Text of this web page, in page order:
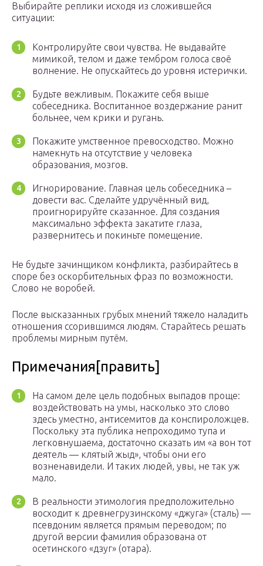
Выбирайте реплики исходя из сложившейся
ситуации:
Контролируйте свои чувства. Не выдавайте
мимикой, телом и даже тембром голоса своё
волнение. Не опускайтесь до уровня истерички.
Будьте вежливым. Покажите себя выше
собеседника. Воспитанное воздержание ранит
больнее, чем крики и ругань.
Покажите умственное превосходство. Можно
намекнуть на отсутствие у человека
образования, мозгов.
Игнорирование. Главная цель собеседника –
довести вас. Сделайте удручённый вид,
проигнорируйте сказанное. Для создания
максимально эффекта закатите глаза,
развернитесь и покиньте помещение.
Не будьте зачинщиком конфликта, разбирайтесь в
споре без оскорбительных фраз по возможности.
Слово не воробей.
После высказанных грубых мнений тяжело наладить
отношения ссорившимся людям. Старайтесь решать
проблемы мирным путём.
Примечания[править]
На самом деле цель подобных выпадов проще:
воздействовать на умы, насколько это слово
здесь уместно, антисемитов да конспироложцев.
Поскольку эта публика непроходимо тупа и
легковнушаема, достаточно сказать им «а вон тот
деятель — клятый жыд», чтобы они его
возненавидели. И таких людей, увы, не так уж
мало.
В реальности этимология предположительно
восходит к древнегрузинскому «джуга» (сталь) —
псевдоним является прямым переводом; по
другой версии фамилия образована от
осетинского «дзуг» (отара).